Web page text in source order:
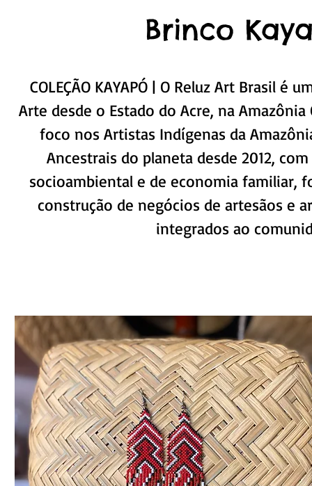
Brinco
COLEÇÃO KAYAPÓ | O Reluz Art Brasil é
Arte desde o Estado do Acre, na
foco nos Artistas Indígenas da
Ancestrais do planeta desde 2012,
socioambiental e de economia familiar,
construção de negócios de artesãos e
integrados ao